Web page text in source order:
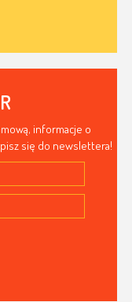
informacje o
się do newslettera!